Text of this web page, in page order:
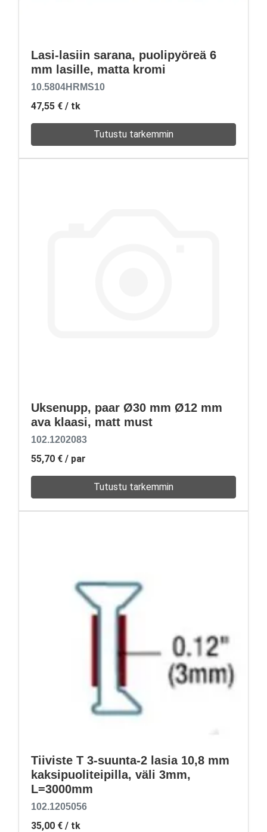
Lasi-lasiin sarana, puolipyöreä 6
mm lasille, matta kromi
10.5804HRMS10
47,55 € / tk
Tutustu tarkemmin
Uksenupp, paar Ø30 mm Ø12 mm
ava klaasi, matt must
102.1202083
55,70 € / par
Tutustu tarkemmin
Tiiviste T 3-suunta-2 lasia 10,8 mm
kaksipuoliteipilla, väli 3mm,
L=3000mm
102.1205056
35,00 € / tk